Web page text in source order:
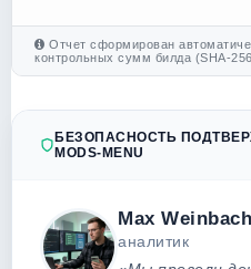
Отчет сформирован
контрольных сумм билда (SHA-
БЕЗОПАСНОСТЬ
MODS-MENU
Max Weinbach
аналитик